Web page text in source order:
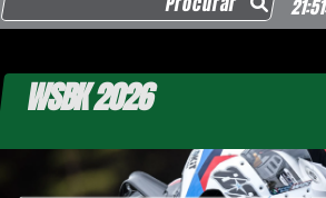
WSBK 2026